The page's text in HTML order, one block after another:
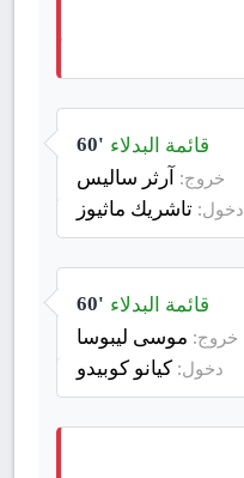
60' قائمة البدلاء
خروج: آرثر ساليس
دخول: تاشريك ماثيوز
60' قائمة البدلاء
خروج: موسى ليبوسا
دخول: كيانو كوبيدو